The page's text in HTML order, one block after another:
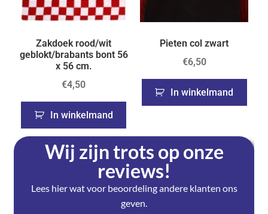
Zakdoek rood/wit
geblokt/brabants bont 56
x 56 cm.
€4,50
In winkelmand
Pieten col zwart
€6,50
In winkelmand
Wij zijn trots op onze
reviews!
Lees hier wat voor beoordeling andere klanten ons
geven.